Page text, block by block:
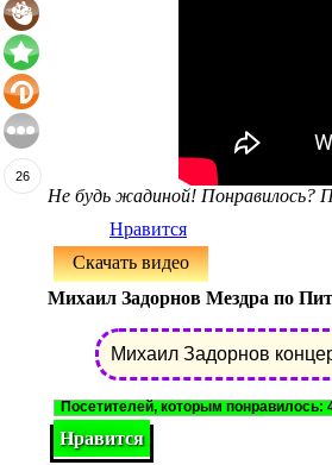
Не будь жадиной! Понравилось?
Нравится
Скачать видео
Михаил Задорнов Мездра по
Михаил Задорнов
26